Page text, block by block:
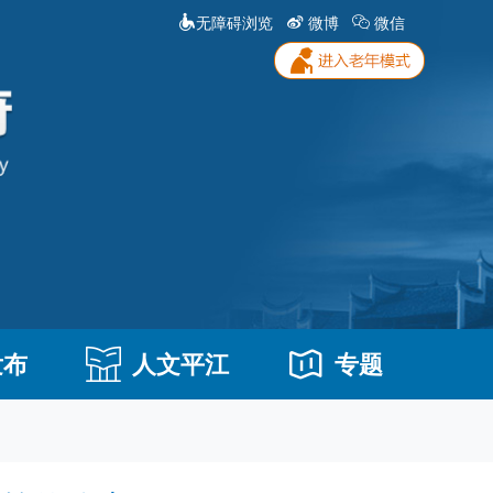
无障碍浏览 微博 微信
人文平江 专题